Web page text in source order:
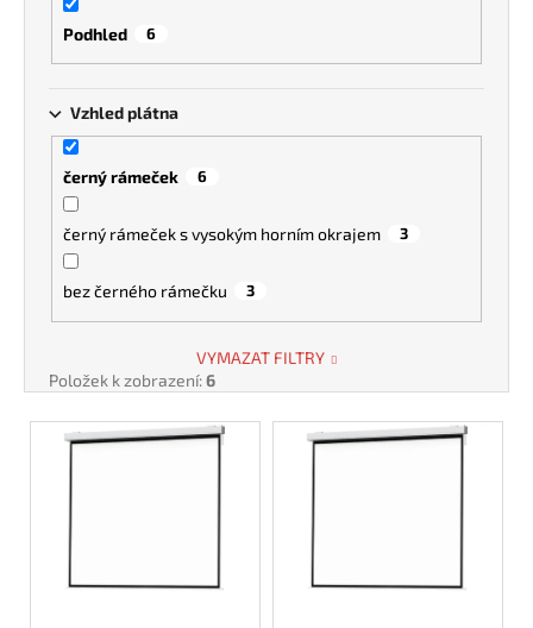
Podhled 6
Vzhled plátna
černý rámeček 6
černý rámeček s vysokým horním okrajem 3
bez černého rámečku 3
VYMAZAT FILTRY
Položek k zobrazení:6
V